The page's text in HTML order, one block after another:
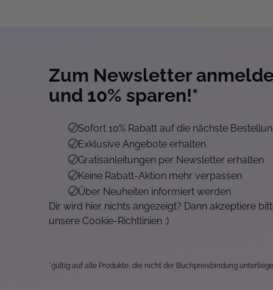
Zum Newsletter
und 10% sparen!*
Sofort 10% Rabatt auf die nächste
Exklusive Angebote erhalten
Gratisanleitungen per Newsletter erhalten
Keine Rabatt-Aktion mehr verpassen
Über Neuheiten informiert werden
Dir wird hier nichts angezeigt? Dann akzeptiere
unsere Cookie-Richtlinien :)
*gültig auf alle Produkte, die nicht der Buchpreisbindung